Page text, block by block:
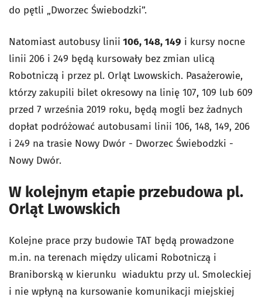
do pętli „Dworzec Świebodzki”.
Natomiast autobusy linii 106, 148, 149 i kursy nocne
linii 206 i 249 będą kursowały bez zmian ulicą
Robotniczą i przez pl. Orląt Lwowskich. Pasażerowie,
którzy zakupili bilet okresowy na linię 107, 109 lub 609
przed 7 września 2019 roku, będą mogli bez żadnych
dopłat podróżować autobusami linii 106, 148, 149, 206
i 249 na trasie Nowy Dwór - Dworzec Świebodzki -
Nowy Dwór.
W kolejnym etapie przebudowa pl.
Orląt Lwowskich
Kolejne prace przy budowie TAT będą prowadzone
m.in. na terenach między ulicami Robotniczą i
Braniborską w kierunku wiaduktu przy ul. Smoleckiej
i nie wpłyną na kursowanie komunikacji miejskiej